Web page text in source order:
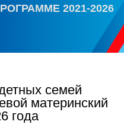
2021-2026
семей
материнский
года